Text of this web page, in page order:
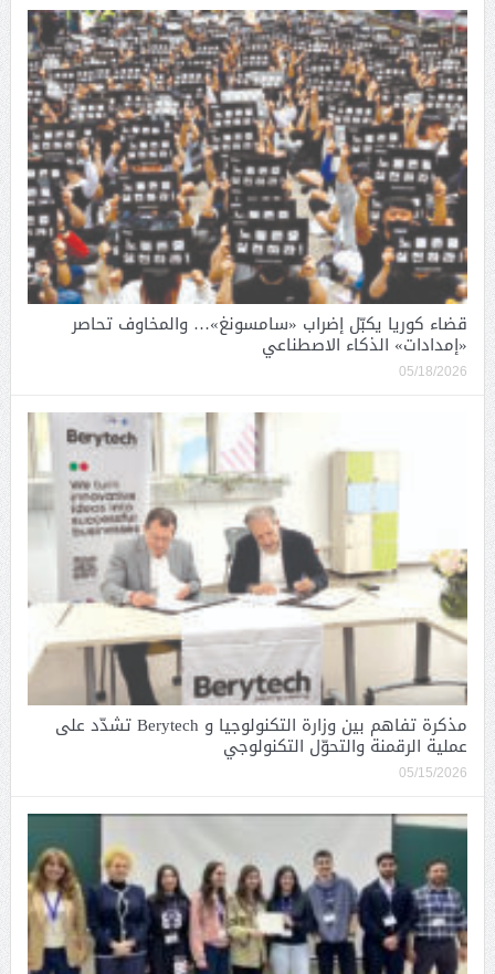
قضاء كوريا يكبّل إضراب «سامسونغ»… والمخاوف تحاصر
«إمدادات» الذكاء الاصطناعي
05/18/2026
مذكرة تفاهم بين وزارة التكنولوجيا و Berytech تشدّد على
عملية الرقمنة والتحوّل التكنولوجي
05/15/2026